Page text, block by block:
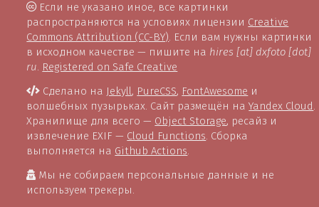
Если не указано иное, все картинки
распространяются на условиях лицензии Creative
Commons Attribution (CC-BY). Если вам нужны картинки
в исходном качестве — пишите на hires [at] dxfoto [dot]
ru. Registered on Safe Creative
Сделано на Jekyll, PureCSS, FontAwesome и
волшебных пузырьках. Сайт размещён наYandex Cloud.
Хранилище для всего — Object Storage, ресайз и
извлечение EXIF — Cloud Functions. Сборка
выполняется на Github Actions.
Мы не собираем персональные данные и не
используем трекеры.